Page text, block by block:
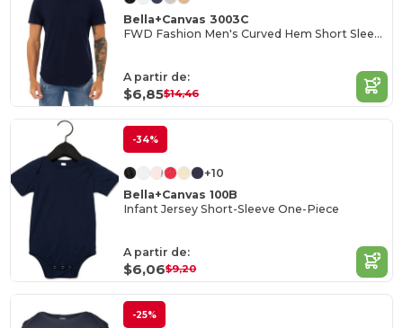
Bella+Canvas 3003C
FWD Fashion Men's Curved Hem Short Sleeve T-Shirt
A partir de:
$6,85$14,46
-34%
+10
Bella+Canvas 100B
Infant Jersey Short-Sleeve One-Piece
A partir de:
$6,06$9,20
-25%